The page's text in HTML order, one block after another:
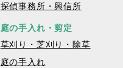
探偵事務所・興信所
庭の手入れ・剪定
草刈り・芝刈り・除草
庭の手入れ